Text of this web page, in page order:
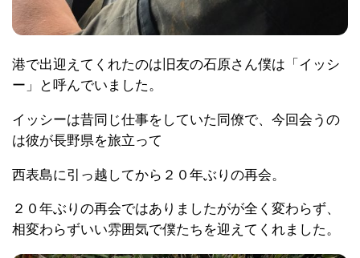
港で出迎えてくれたのは旧友の石原さん僕は「イッシ
ー」と呼んでいました。
イッシーは昔同じ仕事をしていた同僚で、今回会うの
は彼が長野県を旅立って
西表島に引っ越してから２０年ぶりの再会。
２０年ぶりの再会ではありましたがが全く変わらず、
相変わらずいい雰囲気で僕たちを迎えてくれました。